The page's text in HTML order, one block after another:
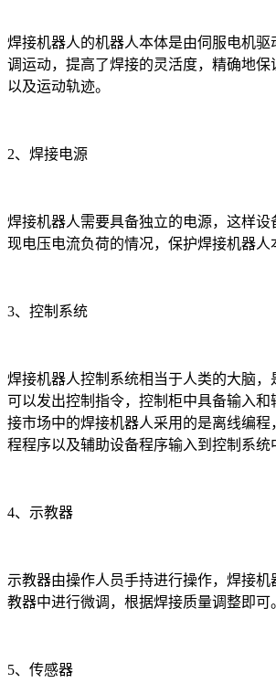
焊接机器人的机器人本体是由伺服电机驱
调运动，提高了焊接的灵活度，精确地保
以及运动轨迹。
2、焊接电源
焊接机器人需要具备独立的电源，这样设
现电压电流负荷的情况，保护焊接机器人
3、控制系统
焊接机器人控制系统相当于人类的大脑，
可以发出控制指令，控制柜中具备输入和
接市场中的焊接机器人采用的是离线编程
程程序以及辅助设备程序输入到控制系统
4、示教器
示教器由操作人员手持进行操作，焊接机
教器中进行微调，根据焊接质量调整即可
5、传感器